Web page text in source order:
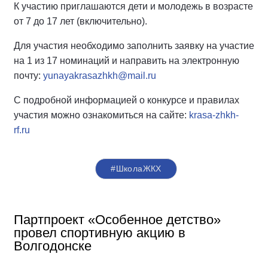
К участию приглашаются дети и молодежь в возрасте
от 7 до 17 лет (включительно).
Для участия необходимо заполнить заявку на участие
на 1 из 17 номинаций и направить на электронную
почту: yunayakrasazhkh@mail.ru
С подробной информацией о конкурсе и правилах
участия можно ознакомиться на сайте: krasa-zhkh-
rf.ru
#ШколаЖКХ
Партпроект «Особенное детство»
провел спортивную акцию в
Волгодонске